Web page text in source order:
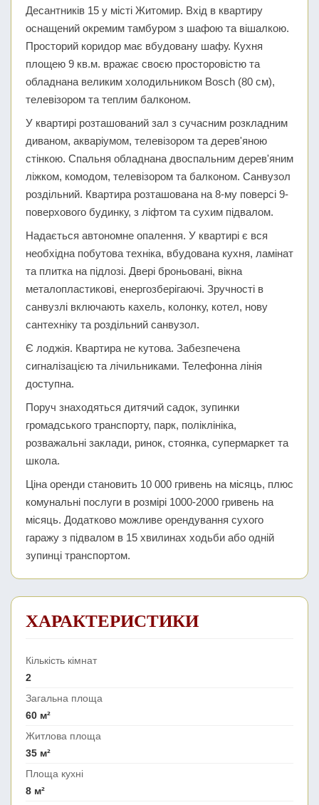
Десантників 15 у місті Житомир. Вхід в квартиру
оснащений окремим тамбуром з шафою та вішалкою.
Просторий коридор має вбудовану шафу. Кухня
площею 9 кв.м. вражає своєю просторовістю та
обладнана великим холодильником Bosch (80 см),
телевізором та теплим балконом.
У квартирі розташований зал з сучасним розкладним
диваном, акваріумом, телевізором та дерев'яною
стінкою. Спальня обладнана двоспальним дерев'яним
ліжком, комодом, телевізором та балконом. Санвузол
роздільний. Квартира розташована на 8-му поверсі 9-
поверхового будинку, з ліфтом та сухим підвалом.
Надається автономне опалення. У квартирі є вся
необхідна побутова техніка, вбудована кухня, ламінат
та плитка на підлозі. Двері броньовані, вікна
металопластикові, енергозберігаючі. Зручності в
санвузлі включають кахель, колонку, котел, нову
сантехніку та роздільний санвузол.
Є лоджія. Квартира не кутова. Забезпечена
сигналізацією та лічильниками. Телефонна лінія
доступна.
Поруч знаходяться дитячий садок, зупинки
громадського транспорту, парк, поліклініка,
розважальні заклади, ринок, стоянка, супермаркет та
школа.
Ціна оренди становить 10 000 гривень на місяць, плюс
комунальні послуги в розмірі 1000-2000 гривень на
місяць. Додатково можливе орендування сухого
гаражу з підвалом в 15 хвилинах ходьби або одній
зупинці транспортом.
ХАРАКТЕРИСТИКИ
Кількість кімнат
2
Загальна площа
60 м²
Житлова площа
35 м²
Площа кухні
8 м²